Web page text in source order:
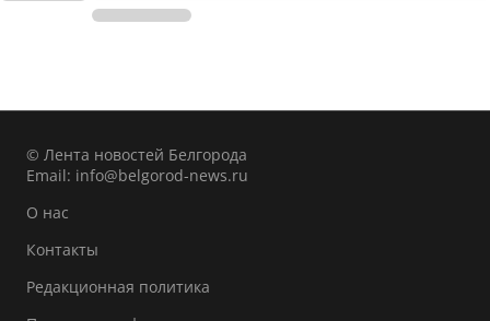
© Лента новостей Белгорода
Email: info@belgorod-news.ru
О нас
Контакты
Редакционная политика